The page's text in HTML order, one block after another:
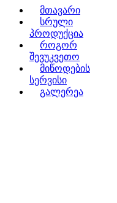
მთავარი
სრული
პროდუქცია
როგორ
შევუკვეთო
მიწოდების
სერვისი
გალერეა